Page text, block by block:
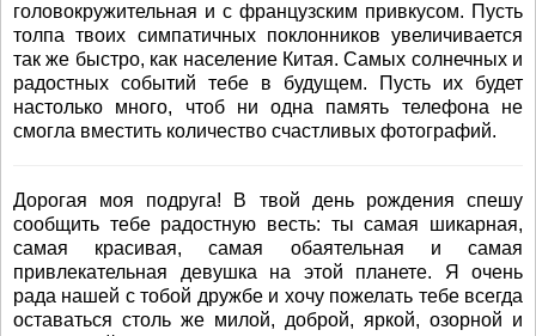
головокружительная и с французским привкусом. Пусть
толпа твоих симпатичных поклонников увеличивается
так же быстро, как население Китая. Самых солнечных и
радостных событий тебе в будущем. Пусть их будет
настолько много, чтоб ни одна память телефона не
смогла вместить количество счастливых фотографий.
Дорогая моя подруга! В твой день рождения спешу
сообщить тебе радостную весть: ты самая шикарная,
самая красивая, самая обаятельная и самая
привлекательная девушка на этой планете. Я очень
рада нашей с тобой дружбе и хочу пожелать тебе всегда
оставаться столь же милой, доброй, яркой, озорной и